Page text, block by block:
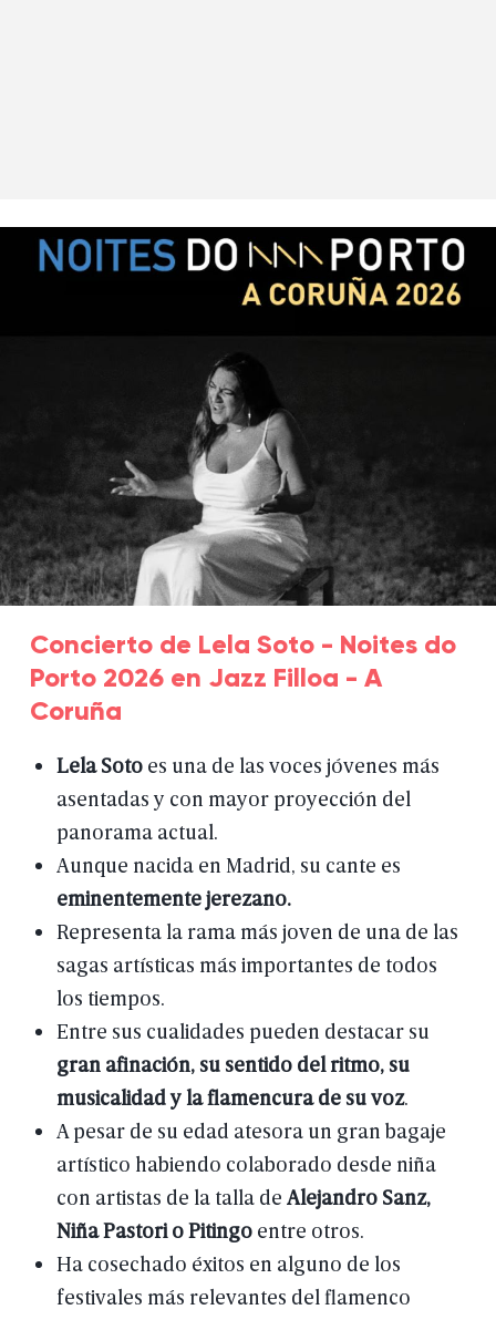
Concierto de Lela Soto - Noites do
Porto 2026 en Jazz Filloa - A
Coruña
LelaSotoes unade las voces jóvenes más
asentadas y con mayorproyección del
panoramaactual.
Aunque nacidaen Madrid, su cante es
eminentementejerezano.
Representalaramamás joven de unade las
sagas artísticas más importantes de todos
los tiempos.
Entre sus cualidades pueden destacarsu
granafinación,susentidodelritmo,su
musicalidadylaflamencuradesuvoz.
Apesarde su edad atesoraun gran bagaje
artístico habiendo colaborado desde niña
con artistas de latallade AlejandroSanz,
NiñaPastorioPitingoentre otros.
Hacosechado éxitos en alguno de los
festivales más relevantes del flamenco